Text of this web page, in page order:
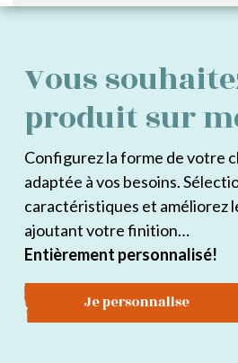
Vous
produit sur
Configurez la forme de votre
adaptée à vos besoins.
caractéristiques et améliorez
ajoutant votre finition…
Entièrement personnalisé!
Je personnalise